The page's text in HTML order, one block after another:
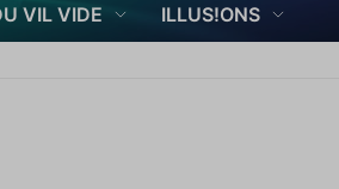
VIL VIDE ILLUS!ONS